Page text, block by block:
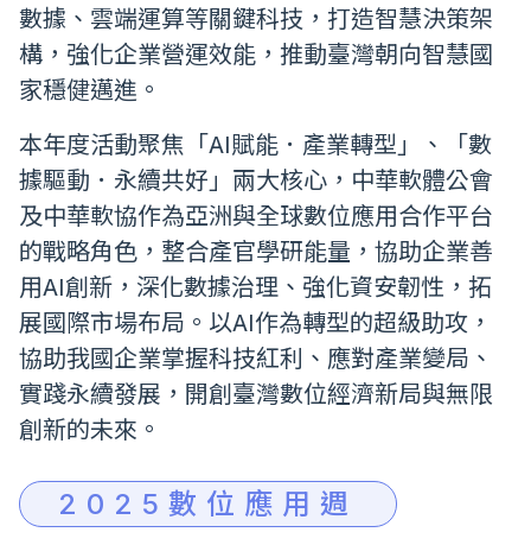
數據、雲端運算等關鍵科技，打造智慧決策架
構，強化企業營運效能，推動臺灣朝向智慧國
家穩健邁進。
本年度活動聚焦「AI賦能．產業轉型」、「數
據驅動．永續共好」兩大核心，中華軟體公會
及中華軟協作為亞洲與全球數位應用合作平台
的戰略角色，整合產官學研能量，協助企業善
用AI創新，深化數據治理、強化資安韌性，拓
展國際市場布局。以AI作為轉型的超級助攻，
協助我國企業掌握科技紅利、應對產業變局、
實踐永續發展，開創臺灣數位經濟新局與無限
創新的未來。
2025數位應用週